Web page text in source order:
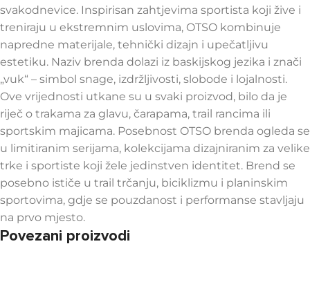
svakodnevice. Inspirisan zahtjevima sportista koji žive i
treniraju u ekstremnim uslovima, OTSO kombinuje
napredne materijale, tehnički dizajn i upečatljivu
estetiku. Naziv brenda dolazi iz baskijskog jezika i znači
„vuk“ – simbol snage, izdržljivosti, slobode i lojalnosti.
Ove vrijednosti utkane su u svaki proizvod, bilo da je
riječ o trakama za glavu, čarapama, trail rancima ili
sportskim majicama. Posebnost OTSO brenda ogleda se
u limitiranim serijama, kolekcijama dizajniranim za velike
trke i sportiste koji žele jedinstven identitet. Brend se
posebno ističe u trail trčanju, biciklizmu i planinskim
sportovima, gdje se pouzdanost i performanse stavljaju
na prvo mjesto.
Povezani proizvodi